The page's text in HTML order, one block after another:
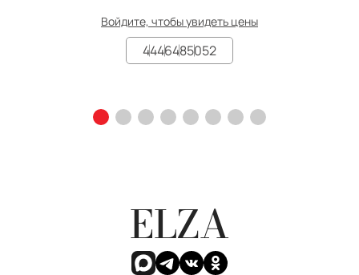
Войдите, чтобы увидеть цены
4446485052
ELZA